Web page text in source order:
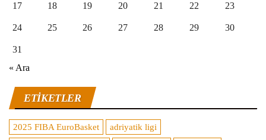
17 18 19 20 21 22 23
24 25 26 27 28 29 30
31
« Ara
ETIKETLER
2025 FIBA EuroBasket
adriyatik ligi